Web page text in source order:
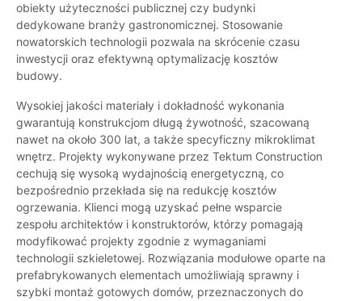
obiekty użyteczności publicznej czy budynki
dedykowane branży gastronomicznej. Stosowanie
nowatorskich technologii pozwala na skrócenie czasu
inwestycji oraz efektywną optymalizację kosztów
budowy.
Wysokiej jakości materiały i dokładność wykonania
gwarantują konstrukcjom długą żywotność, szacowaną
nawet na około 300 lat, a także specyficzny mikroklimat
wnętrz. Projekty wykonywane przez Tektum Construction
cechują się wysoką wydajnością energetyczną, co
bezpośrednio przekłada się na redukcję kosztów
ogrzewania. Klienci mogą uzyskać pełne wsparcie
zespołu architektów i konstruktorów, którzy pomagają
modyfikować projekty zgodnie z wymaganiami
technologii szkieletowej. Rozwiązania modułowe oparte na
prefabrykowanych elementach umożliwiają sprawny i
szybki montaż gotowych domów, przeznaczonych do